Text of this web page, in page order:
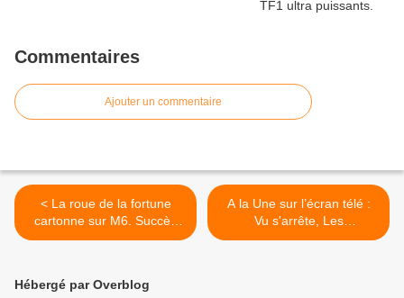
Commentaires
Ajouter un commentaire
< La roue de la fortune
cartonne sur M6. Succès
pour Ici 19/20. Bon
01/06/2026
A la Une sur l’écran télé :
Vu s'arrête, Les
Maternelles, Le Bigdil, L'été
Hébergé par Overblog